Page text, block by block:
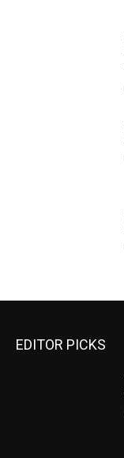
EDITOR PICKS